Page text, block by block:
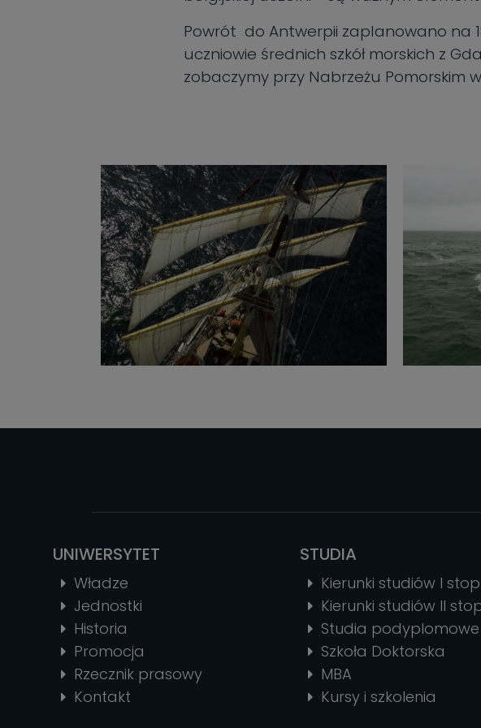
Powrót do Antwerpii zaplanowano na
uczniowie średnich szkół morskich z
zobaczymy przy Nabrzeżu Pomorskim
UNIWERSYTET
Władze
Jednostki
Historia
Promocja
Rzecznik prasowy
Kontakt
STUDIA
Kierunki studiów I
Kierunki studiów II
Studia podyplomowe
Szkoła Doktorska
MBA
Kursy i szkolenia